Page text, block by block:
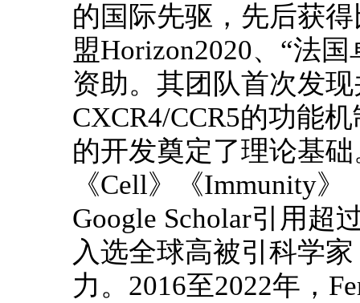
的国际先驱，先后获
盟Horizon2020、“法
资助。其团队首次发
CXCR4/CCR5的功能
的开发奠定了理论基
《Cell》《Immunity
Google Scholar引用超
入选全球高被引科学
力。2016至2022年，